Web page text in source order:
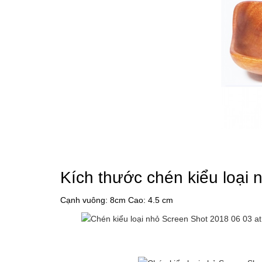
Kích thước chén kiểu loại
Cạnh vuông: 8cm Cao: 4.5 cm